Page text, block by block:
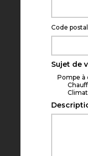
Code postal
Sujet de
Pompe à